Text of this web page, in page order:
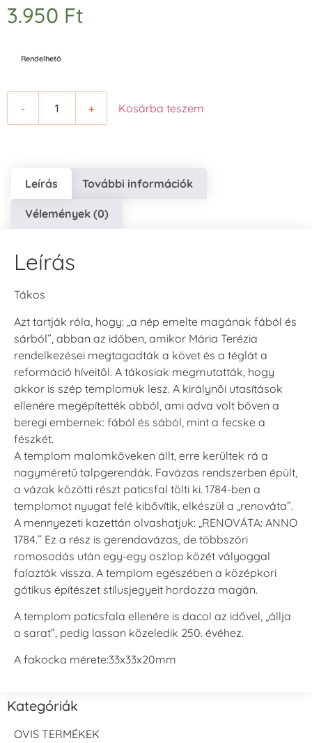
3.950 Ft
Rendelhető
- + Kosárba teszem
Leírás További információk
Vélemények (0)
Leírás
Tákos
Azt tartják róla, hogy: „a nép emelte magának fából és
sárból”, abban az időben, amikor Mária Terézia
rendelkezései megtagadták a követ és a téglát a
reformáció híveitől. A tákosiak megmutatták, hogy
akkor is szép templomuk lesz. A királynői utasítások
ellenére megépítették abból, ami adva volt bőven a
beregi embernek: fából és sából, mint a fecske a
fészkét.
A templom malomköveken állt, erre kerültek rá a
nagyméretű talpgerendák. Favázas rendszerben épült,
a vázak közötti részt paticsfal tölti ki. 1784-ben a
templomot nyugat felé kibővítik, elkészül a „renováta”.
A mennyezeti kazettán olvashatjuk: „RENOVÁTA: ANNO
1784.” Ez a rész is gerendavázas, de többszöri
romosodás után egy-egy oszlop közét vályoggal
falazták vissza. A templom egészében a középkori
gótikus építészet stílusjegyeit hordozza magán.
A templom paticsfala ellenére is dacol az idővel, „állja
a sarat”, pedig lassan közeledik 250. évéhez.
A fakocka mérete:33x33x20mm
Kategóriák
OVIS TERMÉKEK